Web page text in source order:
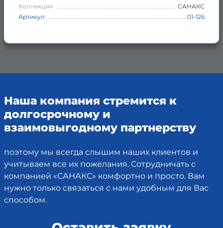
Коллекция
САНАКС
Артикул
01-126
Наша компания стремится к
долгосрочному и
взаимовыгодному партнерству
поэтому мы всегда слышим наших клиентов и
учитываем все их пожелания. Сотрудничать с
компанией «САНАКС» комфортно и просто. Вам
нужно только связаться с нами удобным для Вас
способом.